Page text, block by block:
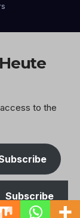
to the
Subscribe